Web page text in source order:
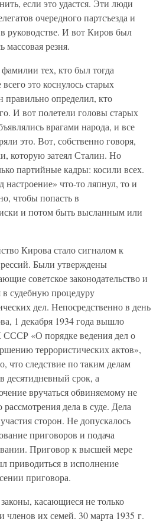
если это удастся. Эти люди
очередного партсъезда и
руководстве. И вот Киров был
массовая резня.
тех, кто был тогда
это коснулось старых
правильно определил, кто
И вот полетели головы старых
врагами народа, и все
это. Вот, собственно говоря,
которую затеял Сталин. Но
партийные кадры: косили всех.
настроение» что-то ляпнул, то и
чтобы попасть в
и потом быть высланным или
Кирова стало сигналом к
Были утверждены
советское законодательство и
судебную процедуру
дел. Непосредственно в день
1 декабря 1934 года вышло
«О порядке ведения дел о
террористических актов»,
что следствие по таким делам
десятидневный срок, а
вручаться обвиняемому не
рассмотрения дела в суде. Дела
сторон. Не допускалось
приговоров и подача
Приговор к высшей мере
приводиться в исполнение
приговора.
касающиеся не только
членов их семей. 30 марта 1935 г.